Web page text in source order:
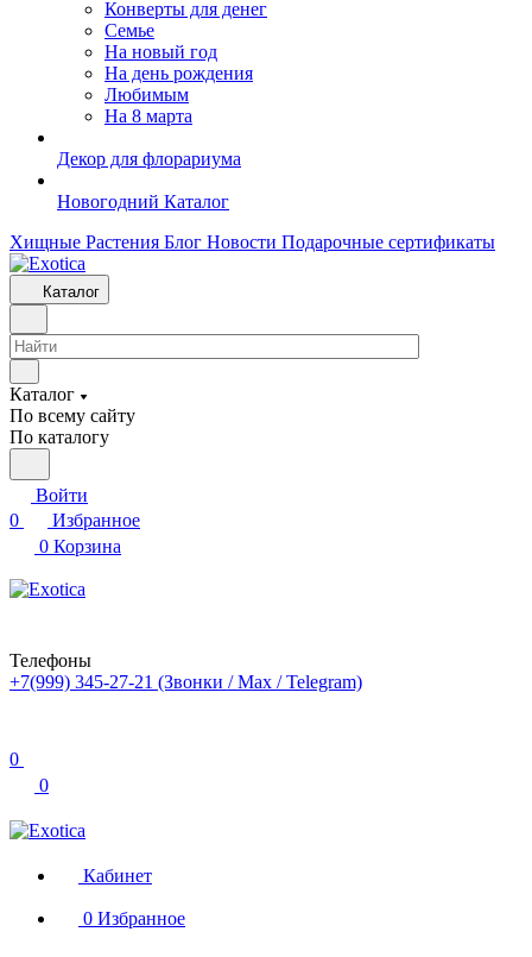
Конверты для денег
Семье
На новый год
На день рождения
Любимым
На 8 марта
Декор для флорариума
Новогодний Каталог
Хищные Растения Блог Новости Подарочные сертификаты
Каталог
Каталог
По всему сайту
По каталогу
Войти
0
Избранное
0 Корзина
Телефоны
+7(999) 345-27-21 (Звонки / Max / Telegram)
0
0
Кабинет
0 Избранное